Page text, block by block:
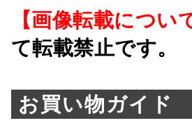
【画像転載につい
て転載禁止です。
お買い物ガ